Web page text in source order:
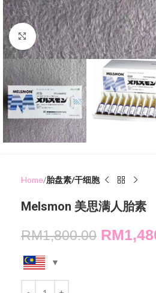
Click to enlarge
Home 胎盘素/干细胞
Melsmon 美思满人胎素
RM1,800.00 RM